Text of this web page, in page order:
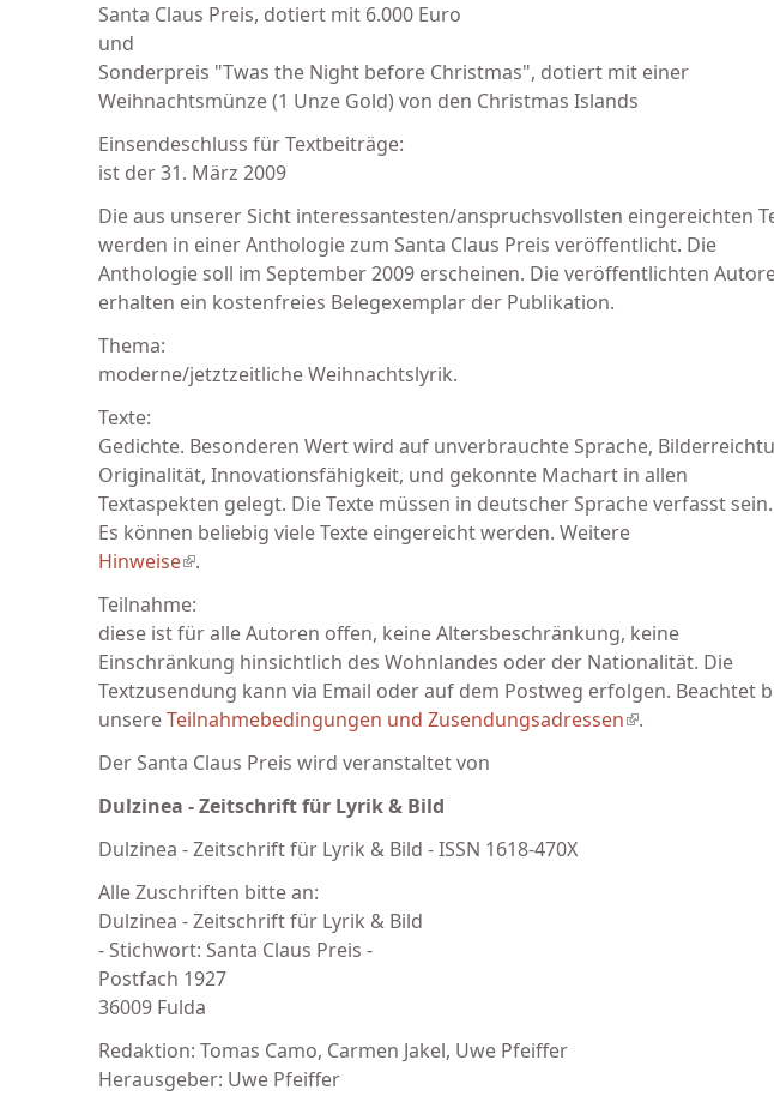
Santa Claus Preis, dotiert mit 6.000 Euro
und
Sonderpreis "Twas the Night before Christmas", dotiert mit einer
Weihnachtsmünze (1 Unze Gold) von den Christmas Islands
Einsendeschluss für Textbeiträge:
ist der 31. März 2009
Die aus unserer Sicht interessantesten/anspruchsvollsten eingereichten
werden in einer Anthologie zum Santa Claus Preis veröffentlicht. Die
Anthologie soll im September 2009 erscheinen. Die veröffentlichten
erhalten ein kostenfreies Belegexemplar der Publikation.
Thema:
moderne/jetztzeitliche Weihnachtslyrik.
Texte:
Gedichte. Besonderen Wert wird auf unverbrauchte Sprache,
Originalität, Innovationsfähigkeit, und gekonnte Machart in allen
Textaspekten gelegt. Die Texte müssen in deutscher Sprache verfasst sein.
Es können beliebig viele Texte eingereicht werden. Weitere
Hinweise(link is external)
.
Teilnahme:
diese ist für alle Autoren offen, keine Altersbeschränkung, keine
Einschränkung hinsichtlich des Wohnlandes oder der Nationalität. Die
Textzusendung kann via Email oder auf dem Postweg erfolgen. Beachtet
unsereTeilnahmebedingungen und Zusendungsadressen(link is external)
.
Der Santa Claus Preis wird veranstaltet von
Dulzinea - Zeitschrift für Lyrik & Bild
Dulzinea - Zeitschrift für Lyrik & Bild - ISSN 1618-470X
Alle Zuschriften bitte an:
Dulzinea - Zeitschrift für Lyrik & Bild
- Stichwort: Santa Claus Preis -
Postfach 1927
36009 Fulda
Redaktion: Tomas Camo, Carmen Jakel, Uwe Pfeiffer
Herausgeber: Uwe Pfeiffer